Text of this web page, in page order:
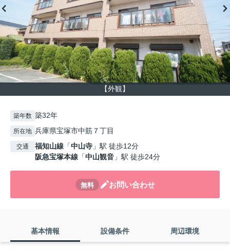
【外観】
築年数 築32年
所在地 兵庫県宝塚市中筋７丁目
交通 福知山線 「中山寺 」駅 徒歩12分
阪急宝塚本線 「中山観音 」駅 徒歩24分
無料 お問い合わせ
基本情報 設備条件 周辺環境